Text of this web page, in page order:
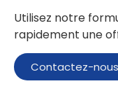
Utilisez notre
rapidement une
Contactez-